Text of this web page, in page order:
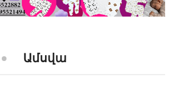
10:52
տալու փոխարեն
Սաղաթելյան (տեսանյութ)
Ամսվա